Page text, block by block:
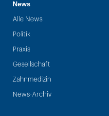
News
Alle News
Politik
Praxis
Gesellschaft
Zahnmedizin
News-Archiv